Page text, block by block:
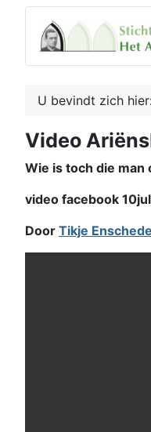
U bevindt zich
Video
Wie is toch die man
video facebook
Door Tikje Enschede